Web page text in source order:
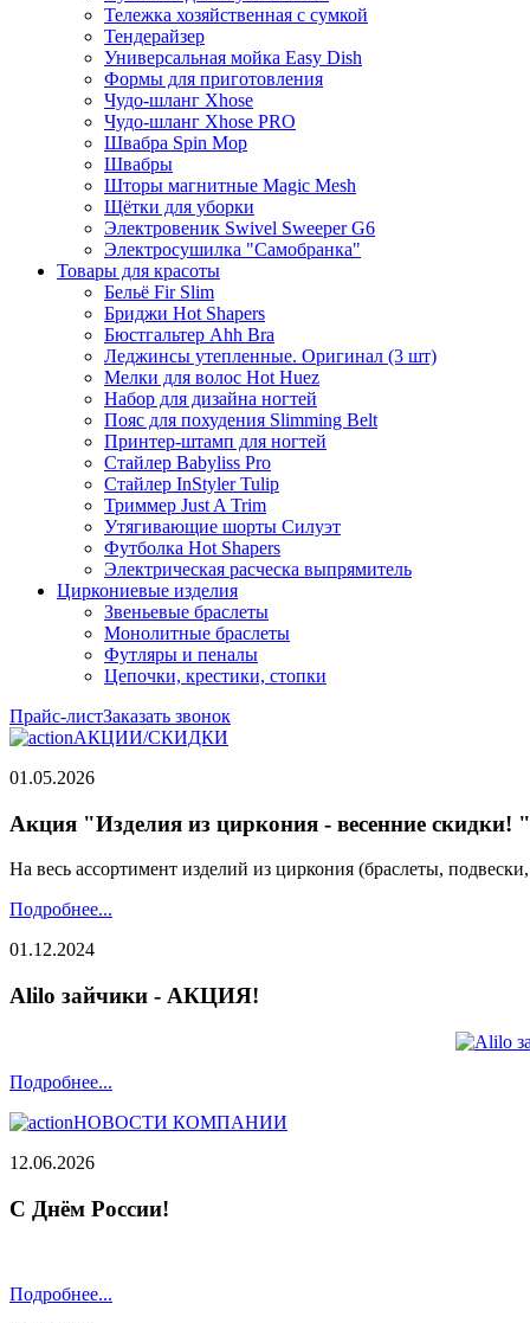
Тележка хозяйственная с сумкой
Тендерайзер
Универсальная мойка Easy Dish
Формы для приготовления
Чудо-шланг Xhose
Чудо-шланг Xhose PRO
Швабра Spin Mop
Швабры
Шторы магнитные Magic Mesh
Щётки для уборки
Электровеник Swivel Sweeper G6
Электросушилка "Самобранка"
Товары для красоты
Бельё Fir Slim
Бриджи Hot Shapers
Бюстгальтер Ahh Bra
Леджинсы утепленные. Оригинал (3 шт)
Мелки для волос Hot Huez
Набор для дизайна ногтей
Пояс для похудения Slimming Belt
Принтер-штамп для ногтей
Стайлер Babyliss Pro
Стайлер InStyler Tulip
Триммер Just A Trim
Утягивающие шорты Силуэт
Футболка Hot Shapers
Электрическая расческа выпрямитель
Циркониевые изделия
Звеньевые браслеты
Монолитные браслеты
Футляры и пеналы
Цепочки, крестики, стопки
Прайс-листЗаказать звонок
АКЦИИ/СКИДКИ
01.05.2026
Акция "Изделия из циркония - весенние скидки! "
На весь ассортимент изделий из циркония (браслеты,
Подробнее...
01.12.2024
Alilo зайчики - АКЦИЯ!
Подробнее...
НОВОСТИ КОМПАНИИ
12.06.2026
С Днём России!
Подробнее...